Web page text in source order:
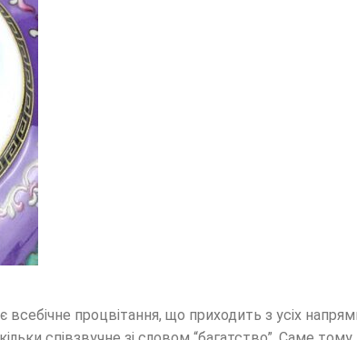
всебічне процвітання, що приходить з усіх